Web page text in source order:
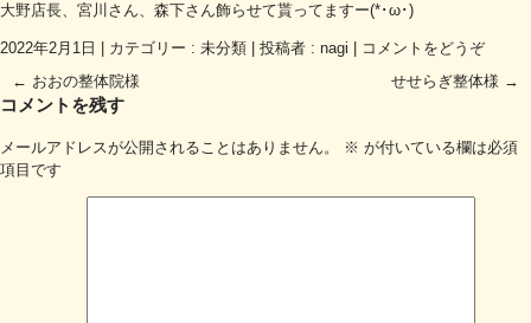
大野店長、宮川さん、森下さん飾らせて貰ってますー(*･ω･)
2022年2月1日 カテゴリー : 未分類 投稿者 : nagi
コメントをどうぞ
← おおの整体院様 せせらぎ整体様 →
コメントを残す
メールアドレスが公開されることはありません。 ※ が付いている欄は必須
項目です